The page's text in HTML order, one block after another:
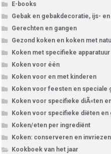
E-books
Gebak en gebakdecoratie, ijs-
Gerechten en gangen
Gezond koken en koken met
Koken met specifieke apparatuur
Koken voor één
Koken voor en met kinderen
Koken voor feesten en speciale
Koken voor specifieke diÃ«ten
Koken voor specifieke diëten
Koken/eten per ingrediënt
Koken: conserveren en invriezen
Kookboek van het jaar